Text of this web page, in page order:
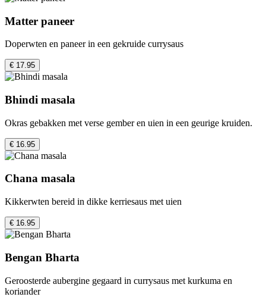
Matter paneer
Doperwten en paneer in een gekruide currysaus
€ 17.95
Bhindi masala
Okras gebakken met verse gember en uien in een geurige kruiden.
€ 16.95
Chana masala
Kikkerwten bereid in dikke kerriesaus met uien
€ 16.95
Bengan Bharta
Geroosterde aubergine gegaard in currysaus met kurkuma en
koriander